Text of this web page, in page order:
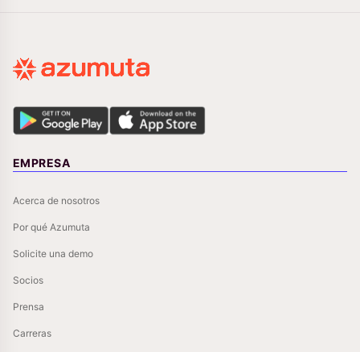
EMPRESA
Acerca de nosotros
Por qué Azumuta
Solicite una demo
Socios
Prensa
Carreras